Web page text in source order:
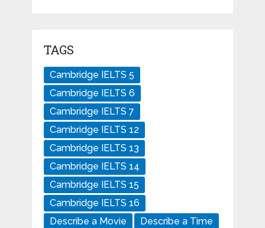
TAGS
Cambridge IELTS 5
Cambridge IELTS 6
Cambridge IELTS 7
Cambridge IELTS 12
Cambridge IELTS 13
Cambridge IELTS 14
Cambridge IELTS 15
Cambridge IELTS 16
Describe a Movie
Describe a Time